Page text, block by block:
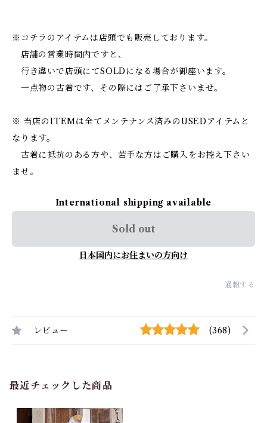
※コチラのアイテムは店頭でも販売しております。
店舗の営業時間内ですと、
行き違いで店頭にてSOLDになる場合が御座います。
一点物の古着です、その際にはご了承下さいませ。
※ 当店のITEMは全てメンテナンス済みのUSEDアイテムと
なります。
古着に抵抗のある方や、苦手な方はご購入をお控え下さい
ませ。
International shipping available
Sold out
日本国内にお住まいの方向け
通報する
レビュー (368)
最近チェックした商品